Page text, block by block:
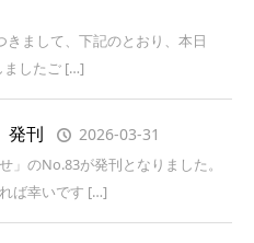
まして、下記のとおり、本日
ましたご […]
発刊 2026-03-31
」のNo.83が発刊となりました。
ば幸いです […]